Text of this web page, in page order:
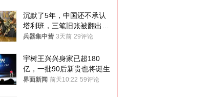
沉默了5年，中国还不承认
塔利班，三笔旧账被翻出，
最大风险出现
兵器集中营 3天前 29评论
宇树王兴兴身家已超180
亿，一批90后新贵也将诞生
界面新闻 前天10:22 59评论